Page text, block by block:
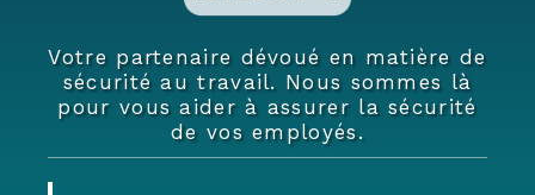
Votre partenaire dévoué en matière de
sécurité au travail. Nous sommes là
pour vous aider à assurer la sécurité
de vos employés.